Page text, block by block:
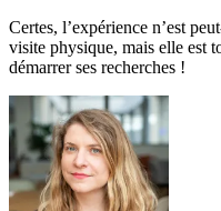
Certes, l’expérience n’est
visite physique, mais elle est
démarrer ses recherches !